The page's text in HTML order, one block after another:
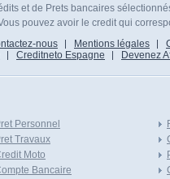
et de Prets bancaires
pouvez avoir le credit qui
nous Mentions légales
Creditneto Espagne Devenez
Personnel
Travaux
Moto
Bancaire